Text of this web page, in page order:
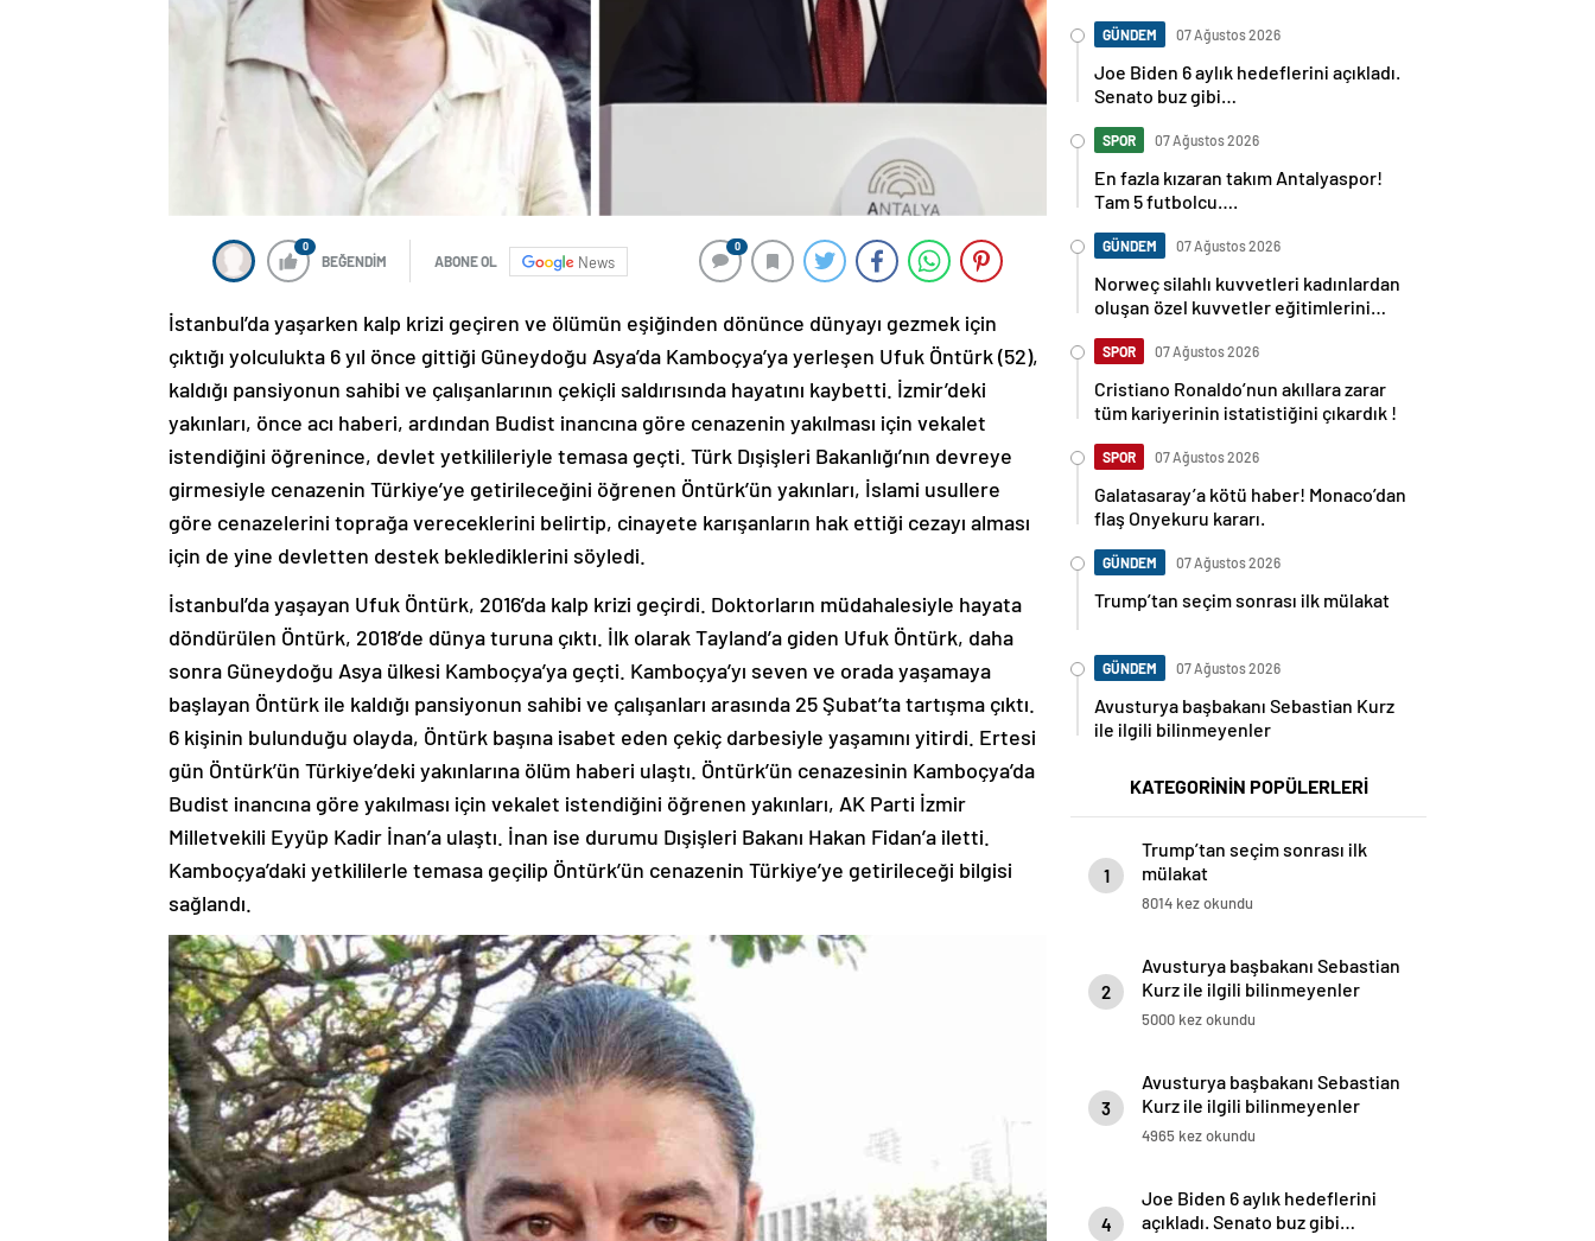
0
BEĞENDİM ABONE OL News
0
İstanbul’da yaşarken kalp krizi geçiren ve ölümün eşiğinden dönünce dünyayı gezmek için
çıktığı yolculukta 6 yıl önce gittiği Güneydoğu Asya’da Kamboçya’ya yerleşen Ufuk Öntürk (52),
kaldığı pansiyonun sahibi ve çalışanlarının çekiçli saldırısında hayatını kaybetti. İzmir’deki
yakınları, önce acı haberi, ardından Budist inancına göre cenazenin yakılması için vekalet
istendiğini öğrenince, devlet yetkilileriyle temasa geçti. Türk Dışişleri Bakanlığı’nın devreye
girmesiyle cenazenin Türkiye’ye getirileceğini öğrenen Öntürk’ün yakınları, İslami usullere
göre cenazelerini toprağa vereceklerini belirtip, cinayete karışanların hak ettiği cezayı alması
için de yine devletten destek beklediklerini söyledi.
İstanbul’da yaşayan Ufuk Öntürk, 2016’da kalp krizi geçirdi. Doktorların müdahalesiyle hayata
döndürülen Öntürk, 2018’de dünya turuna çıktı. İlk olarak Tayland’a giden Ufuk Öntürk, daha
sonra Güneydoğu Asya ülkesi Kamboçya’ya geçti. Kamboçya’yı seven ve orada yaşamaya
başlayan Öntürk ile kaldığı pansiyonun sahibi ve çalışanları arasında 25 Şubat’ta tartışma çıktı.
6 kişinin bulunduğu olayda, Öntürk başına isabet eden çekiç darbesiyle yaşamını yitirdi. Ertesi
gün Öntürk’ün Türkiye’deki yakınlarına ölüm haberi ulaştı. Öntürk’ün cenazesinin Kamboçya’da
Budist inancına göre yakılması için vekalet istendiğini öğrenen yakınları, AK Parti İzmir
Milletvekili Eyyüp Kadir İnan’a ulaştı. İnan ise durumu Dışişleri Bakanı Hakan Fidan’a iletti.
Kamboçya’daki yetkililerle temasa geçilip Öntürk’ün cenazenin Türkiye’ye getirileceği bilgisi
sağlandı.
GÜNDEM 07 Ağustos 2026
Joe Biden 6 aylık hedeflerini açıkladı.
Senato buz gibi…
SPOR 07 Ağustos 2026
En fazla kızaran takım Antalyaspor!
Tam 5 futbolcu….
GÜNDEM 07 Ağustos 2026
Norweç silahlı kuvvetleri kadınlardan
oluşan özel kuvvetler eğitimlerini
SPOR 07 Ağustos 2026
Cristiano Ronaldo’nun akıllara zarar
tüm kariyerinin istatistiğini çıkardık !
SPOR 07 Ağustos 2026
Galatasaray’a kötü haber! Monaco’dan
flaş Onyekuru kararı.
GÜNDEM 07 Ağustos 2026
Trump’tan seçim sonrası ilk mülakat
GÜNDEM 07 Ağustos 2026
Avusturya başbakanı Sebastian Kurz
ile ilgili bilinmeyenler
KATEGORİNİN POPÜLERLERİ
1
Trump’tan seçim sonrası ilk
mülakat
8014 kez okundu
2
Avusturya başbakanı Sebastian
Kurz ile ilgili bilinmeyenler
5000 kez okundu
3
Avusturya başbakanı Sebastian
Kurz ile ilgili bilinmeyenler
4965 kez okundu
4
Joe Biden 6 aylık hedeflerini
açıkladı. Senato buz gibi…